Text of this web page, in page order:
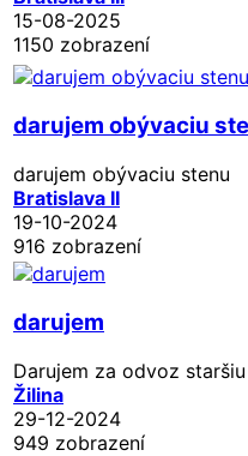
15-08-2025
1150 zobrazení
darujem obývaciu
darujem obývaciu stenu
Bratislava II
19-10-2024
916 zobrazení
darujem
Darujem za odvoz
Žilina
29-12-2024
949 zobrazení